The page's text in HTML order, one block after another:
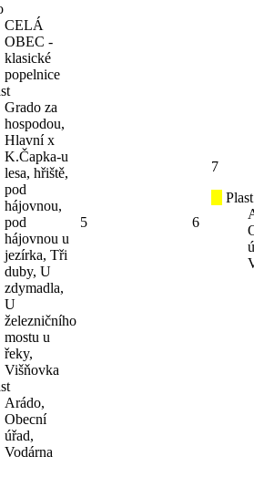
CELÁ
OBEC -
klasické
popelnice
Grado za
hospodou,
Hlavní x
K.Čapka-u
lesa, hřiště,
pod
hájovnou,
pod
hájovnou u
jezírka, Tři
duby, U
zdymadla,
U
železničního
mostu u
řeky,
Višňovka
Arádo,
Obecní
úřad,
Vodárna
5 6
7
Plast